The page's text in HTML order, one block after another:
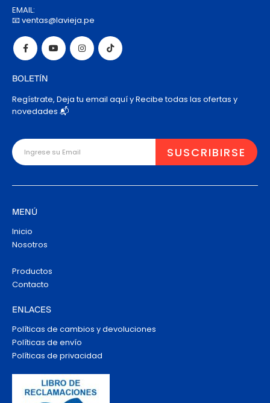
EMAIL:
📧 ventas@lavieja.pe
BOLETÍN
Regístrate, Deja tu email aquí y Recibe todas las ofertas y
novedades 📬
MENÚ
Inicio
Nosotros
Productos
Contacto
ENLACES
Políticas de cambios y devoluciones
Políticas de envío
Políticas de privacidad